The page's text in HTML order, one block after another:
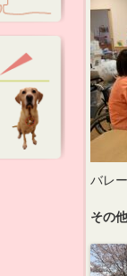
バレ
その